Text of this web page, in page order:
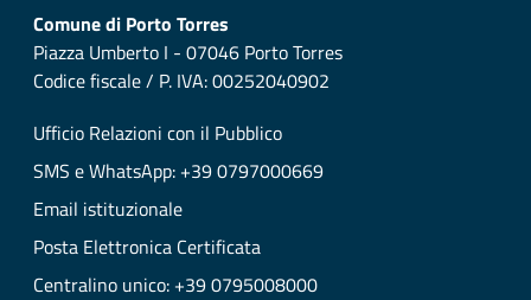
Comune di Porto Torres
Piazza Umberto I - 07046 Porto Torres
Codice fiscale / P. IVA: 00252040902
Ufficio Relazioni con il Pubblico
SMS e WhatsApp: +39 0797000669
Email istituzionale
Posta Elettronica Certificata
Centralino unico: +39 0795008000